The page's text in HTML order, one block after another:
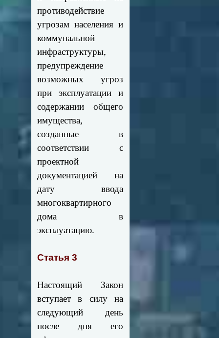
противодействие
угрозам населения и
коммунальной
инфраструктуры,
предупреждение
возможных угроз
при эксплуатации и
содержании общего
имущества,
созданные в
соответствии с
проектной
документацией на
дату ввода
многоквартирного
дома в
эксплуатацию.
Статья 3
Настоящий Закон
вступает в силу на
следующий день
после дня его